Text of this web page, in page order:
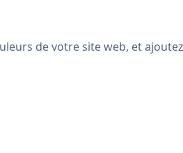
de votre site web, et